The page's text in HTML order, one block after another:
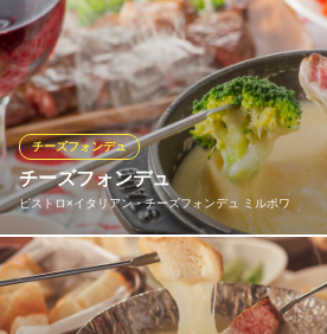
チーズフォンデュ
ビストロ×イタリアン・チーズフォンデュ ミルポワ
チーズフォンデュ
チーズを削ってイチから作る、本格チー
ワ創業以来の人気メニュー。お子様も大
と、お酒に合う大人向けのゴルゴンゾー